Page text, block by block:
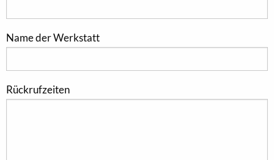
Name der Werkstatt
Rückrufzeiten